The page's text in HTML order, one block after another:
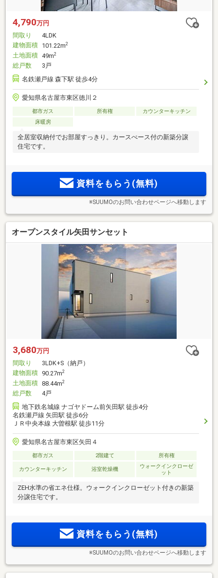
4,790万円
間取り
4LDK
建物面積 101.22m2
土地面積 49m2
総戸数
3戸
名鉄瀬戸線 森下駅 徒歩4分
愛知県名古屋市東区徳川２
都市ガス 所有権
カウンターキッチン
床暖房
全居室収納付でお部屋すっきり。カースぺース付の新築分譲
住宅です。
資料をもらう(無料)
※SUUMOのお問い合わせページへ移動します
オープンスタイル矢田サンセット
3,680万円
間取り
3LDK+S（納戸）
建物面積 90.27m2
土地面積 88.44m2
総戸数
4戸
地下鉄名城線 ナゴヤドーム前矢田駅 徒歩4分
名鉄瀬戸線 矢田駅 徒歩6分
ＪＲ中央本線 大曽根駅 徒歩11分
愛知県名古屋市東区矢田４
都市ガス 2階建て 所有権
カウンターキッチン 浴室乾燥機
ウォークインクローゼ
ット
ZEH水準の省エネ仕様。ウォークインクローゼット付きの新築
分譲住宅です。
資料をもらう(無料)
※SUUMOのお問い合わせページへ移動します